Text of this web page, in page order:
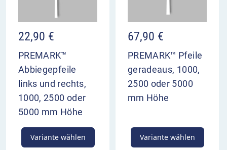
22,90 €
PREMARK™
Abbiegepfeile
links und rechts,
1000, 2500 oder
5000 mm Höhe
Variante wählen
67,90 €
PREMARK™ Pfeile
geradeaus, 1000,
2500 oder 5000
mm Höhe
Variante wählen